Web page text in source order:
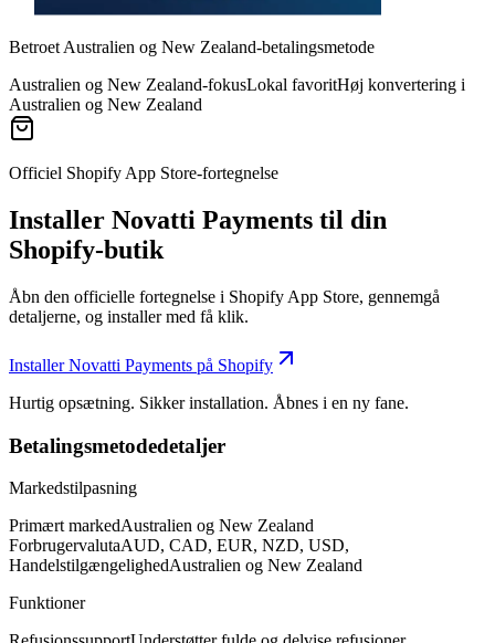
Betroet Australien og New Zealand-betalingsmetode
Australien og New Zealand-fokusLokal favoritHøj konvertering i
Australien og New Zealand
Officiel Shopify App Store-fortegnelse
Installer Novatti Payments til din
Shopify-butik
Åbn den officielle fortegnelse i Shopify App Store, gennemgå
detaljerne, og installer med få klik.
Installer Novatti Payments på Shopify
Hurtig opsætning. Sikker installation. Åbnes i en ny fane.
Betalingsmetodedetaljer
Markedstilpasning
Primært markedAustralien og New Zealand
ForbrugervalutaAUD, CAD, EUR, NZD, USD,
HandelstilgængelighedAustralien og New Zealand
Funktioner